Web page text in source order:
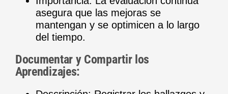
asegura que las mejoras se
mantengan y se optimicen a lo largo
del tiempo.
Documentar y Compartir los
Aprendizajes: